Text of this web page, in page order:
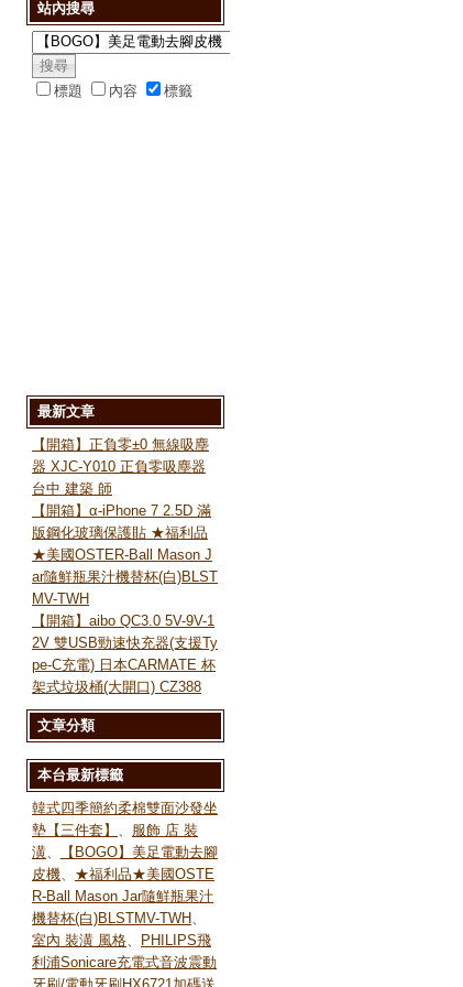
站內搜尋
標題 內容 標籤
最新文章
【開箱】正負零±0 無線吸塵
器 XJC-Y010 正負零吸塵器
台中 建築 師
【開箱】α-iPhone 7 2.5D 滿
版鋼化玻璃保護貼 ★福利品
★美國OSTER-Ball Mason J
ar隨鮮瓶果汁機替杯(白)BLST
MV-TWH
【開箱】aibo QC3.0 5V-9V-1
2V 雙USB勁速快充器(支援Ty
pe-C充電) 日本CARMATE 杯
架式垃圾桶(大開口) CZ388
文章分類
本台最新標籤
韓式四季簡約柔棉雙面沙發坐
墊【三件套】
服飾 店 裝
潢
【BOGO】美足電動去腳
皮機
★福利品★美國OSTE
R-Ball Mason Jar隨鮮瓶果汁
機替杯(白)BLSTMV-TWH
室內 裝潢 風格
PHILIPS飛
利浦Sonicare充電式音波震動